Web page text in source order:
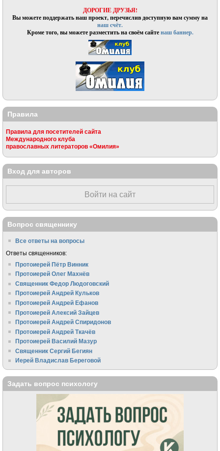
ДОРОГИЕ ДРУЗЬЯ!
Вы можете поддержать наш проект, перечислив доступную вам сумму на
наш счёт.
Кроме того, вы можете разместить на своём сайтенаш баннер.
Правила
Правила для посетителей сайта
Международного клуба
православных литераторов «Омилия»
Вход для авторов
Войти на сайт
Вопрос священнику
Все ответы на вопросы
Ответы священников:
Протоиерей Пётр Винник
Протоиерей Олег Махнёв
Священник Федор Людоговский
Протоиерей Андрей Кульков
Протоиерей Андрей Ефанов
Протоиерей Алексий Зайцев
Протоиерей Андрей Спиридонов
Протоиерей Андрей Ткачёв
Протоиерей Василий Мазур
Священник Сергий Бегиян
Иерей Владислав Береговой
Задать вопрос психологу